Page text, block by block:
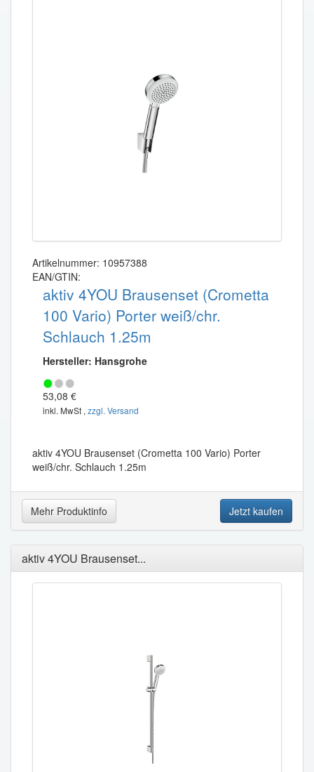
Artikelnummer: 10957388
EAN/GTIN:
aktiv 4YOU Brausenset (Crometta
100 Vario) Porter weiß/chr.
Schlauch 1.25m
Hersteller: Hansgrohe
53,08 €
inkl. MwSt , zzgl. Versand
aktiv 4YOU Brausenset (Crometta 100 Vario) Porter
weiß/chr. Schlauch 1.25m
Mehr Produktinfo Jetzt kaufen
aktiv 4YOU Brausenset...